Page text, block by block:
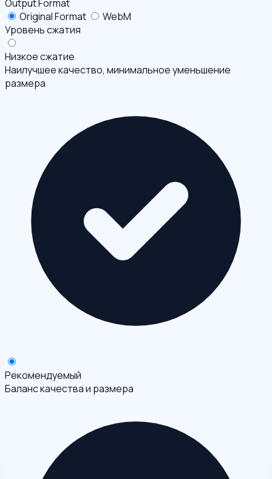
Output Format
Original Format
WebM
Уровень сжатия
Низкое сжатие
Наилучшее качество, минимальное уменьшение
размера
Рекомендуемый
Баланс качества и размера